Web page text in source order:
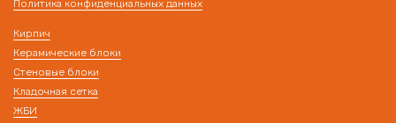
Политика конфиденциальных данных
Кирпич
Керамические блоки
Стеновые блоки
Кладочная сетка
ЖБИ